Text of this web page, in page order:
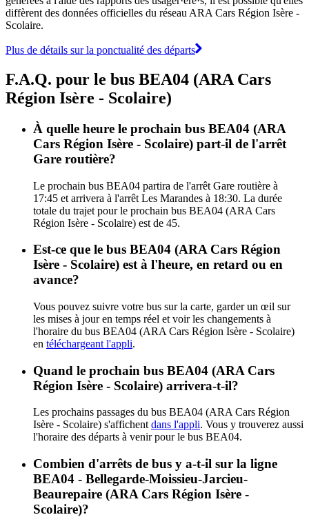
diffèrent des données officielles du réseau ARA Cars Région Isère -
Scolaire.
Plus de détails sur la ponctualité des départs
F.A.Q. pour le bus BEA04 (ARA Cars
Région Isère - Scolaire)
À quelle heure le prochain bus BEA04 (ARA
Cars Région Isère - Scolaire) part-il de l'arrêt
Gare routière?
Le prochain bus BEA04 partira de l'arrêt Gare routière à
17:45 et arrivera à l'arrêt Les Marandes à 18:30. La durée
totale du trajet pour le prochain bus BEA04 (ARA Cars
Région Isère - Scolaire) est de 45.
Est-ce que le bus BEA04 (ARA Cars Région
Isère - Scolaire) est à l'heure, en retard ou en
avance?
Vous pouvez suivre votre bus sur la carte, garder un œil sur
les mises à jour en temps réel et voir les changements à
l'horaire du bus BEA04 (ARA Cars Région Isère - Scolaire)
en téléchargeant l'appli.
Quand le prochain bus BEA04 (ARA Cars
Région Isère - Scolaire) arrivera-t-il?
Les prochains passages du bus BEA04 (ARA Cars Région
Isère - Scolaire) s'affichent dans l'appli. Vous y trouverez aussi
l'horaire des départs à venir pour le bus BEA04.
Combien d'arrêts de bus y a-t-il sur la ligne
BEA04 - Bellegarde-Moissieu-Jarcieu-
Beaurepaire (ARA Cars Région Isère -
Scolaire)?